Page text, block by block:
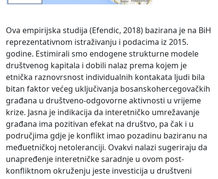
Ova empirijska studija (Efendic, 2018) bazirana je na BiH
reprezentativnom istraživanju i podacima iz 2015.
godine. Estimirali smo endogene strukturne modele
društvenog kapitala i dobili nalaz prema kojem je
etnička raznovrsnost individualnih kontakata ljudi bila
bitan faktor većeg uključivanja bosanskohercegovačkih
građana u društveno-odgovorne aktivnosti u vrijeme
krize. Jasna je indikacija da interetničko umrežavanje
građana ima pozitivan efekat na društvo, pa čak i u
područjima gdje je konflikt imao pozadinu baziranu na
međuetničkoj netoleranciji. Ovakvi nalazi sugeriraju da
unapređenje interetničke saradnje u ovom post-
konfliktnom okruženju jeste investicija u društveni